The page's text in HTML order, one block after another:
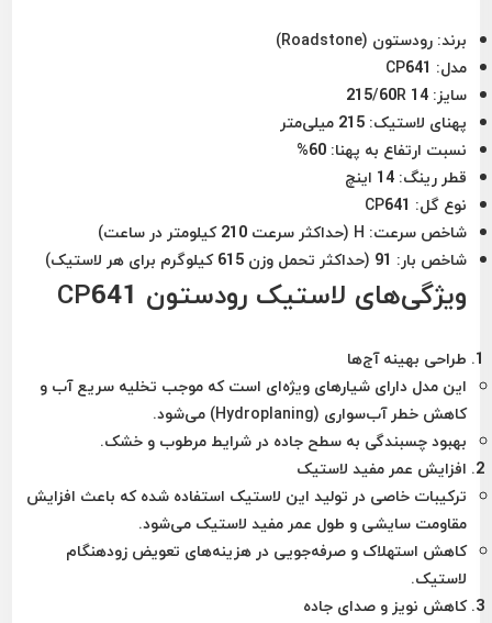
برند: رودستون (Roadstone)
مدل:
سایز: 215/60R 14
پهنای لاستیک: 215 میلی‌متر
نسبت ارتفاع به پهنا: 60%
قطر رینگ: 14 اینچ
نوع گل:
شاخص سرعت:
شاخص بار:
ویژگی‌های لاستیک رودستون CP641
طراحی بهینه آج‌ها
این مدل دارای شیارهای ویژه‌ای است که موجب تخلیه سریع آب و
کاهش خطرآب‌سواری (Hydroplaning)
می‌شود.
بهبود چسبندگی به سطح جاده در شرایط مرطوب و خشک.
افزایش عمر مفید لاستیک
ترکیبات خاصی در تولید این لاستیک استفاده شده که باعث افزایش
مقاومت سایشی و طول عمر مفید لاستیک می‌شود.
کاهش استهلاک و صرفه‌جویی در هزینه‌های تعویض زودهنگام
لاستیک.
کاهش نویز و صدای جاده